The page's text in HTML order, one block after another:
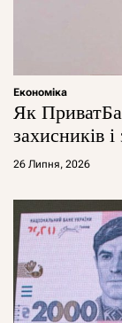
Економіка
Як
захисників
26 Липня, 2026